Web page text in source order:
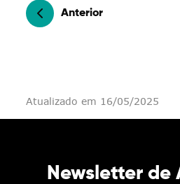
Anterior
Atualizado em 16/05/2025
Newsletter de